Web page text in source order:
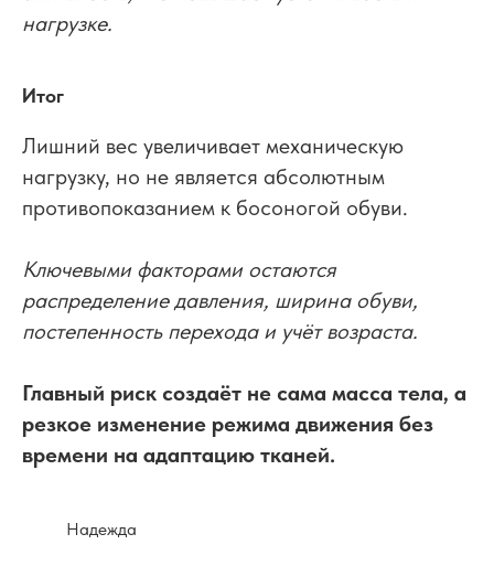
нагрузке.
Итог
Лишний вес увеличивает механическую
нагрузку, но не является абсолютным
противопоказанием к босоногой обуви.
Ключевыми факторами остаются
распределение давления, ширина обуви,
постепенность перехода и учёт возраста.
Главный риск создаёт не сама масса тела, а
резкое изменение режима движения без
времени на адаптацию тканей.
Надежда